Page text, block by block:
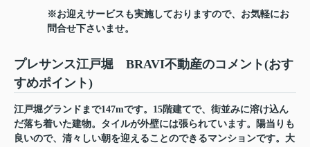
※お迎えサービスも実施しておりますので、お気軽にお
問合せ下さいませ。
プレサンス江戸堀 BRAVI不動産のコメント(おす
すめポイント)
江戸堀グランドまで147mです。15階建てで、街並みに溶け込ん
だ落ち着いた建物。タイルが外壁には張られています。陽当りも
良いので、清々しい朝を迎えることのできるマンションです。大